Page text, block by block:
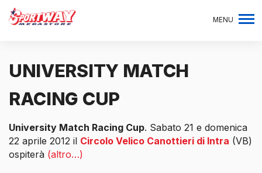
MENU
UNIVERSITY MATCH
RACING CUP
University Match Racing Cup. Sabato 21 e domenica
22 aprile 2012 il Circolo Velico Canottieri di Intra (VB)
ospiterà (altro…)